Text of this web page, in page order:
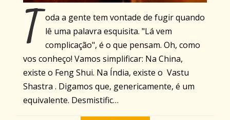
T oda a gente tem vontade de fugir quando
lê uma palavra esquisita. "Lá vem
complicação", é o que pensam. Oh, como
vos conheço! Vamos simplificar: Na China,
existe o Feng Shui. Na Índia, existe o Vastu
Shastra . Digamos que, genericamente, é um
equivalente. Desmistific…